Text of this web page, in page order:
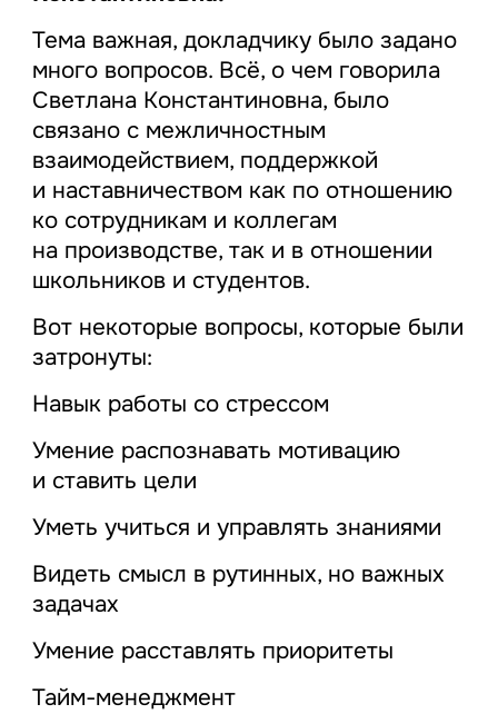
Тема важная, докладчику было задано
много вопросов. Всё, о чем говорила
Светлана Константиновна, было
связано с межличностным
взаимодействием, поддержкой
и наставничеством как по отношению
ко сотрудникам и коллегам
на производстве, так и в отношении
школьников и студентов.
Вот некоторые вопросы, которые были
затронуты:
Навык работы со стрессом
Умение распознавать мотивацию
и ставить цели
Уметь учиться и управлять знаниями
Видеть смысл в рутинных, но важных
задачах
Умение расставлять приоритеты
Тайм-менеджмент